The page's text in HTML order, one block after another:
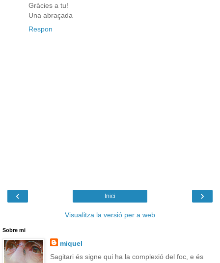
Gràcies a tu!
Una abraçada
Respon
‹ ›
Inici
Visualitza la versió per a web
Sobre mi
miquel
Sagitari és signe qui ha la complexió del foc, e és